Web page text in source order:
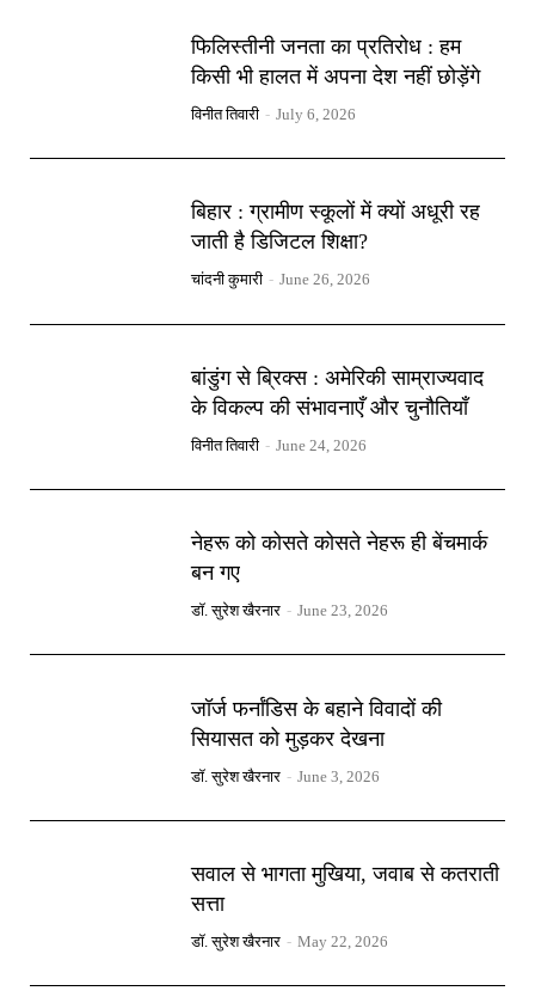
फिलिस्तीनी जनता का प्रतिरोध : हम
किसी भी हालत में अपना देश नहीं छोड़ेंगे
विनीत तिवारी - July 6, 2026
बिहार : ग्रामीण स्कूलों में क्यों अधूरी रह
जाती है डिजिटल शिक्षा?
चांदनी कुमारी - June 26, 2026
बांडुंग से ब्रिक्स : अमेरिकी साम्राज्यवाद
के विकल्प की संभावनाएँ और चुनौतियाँ
विनीत तिवारी - June 24, 2026
नेहरू को कोसते कोसते नेहरू ही बेंचमार्क
बन गए
डॉ. सुरेश खैरनार - June 23, 2026
जॉर्ज फर्नांडिस के बहाने विवादों की
सियासत को मुड़कर देखना
डॉ. सुरेश खैरनार - June 3, 2026
सवाल से भागता मुखिया, जवाब से कतराती
सत्ता
डॉ. सुरेश खैरनार - May 22, 2026